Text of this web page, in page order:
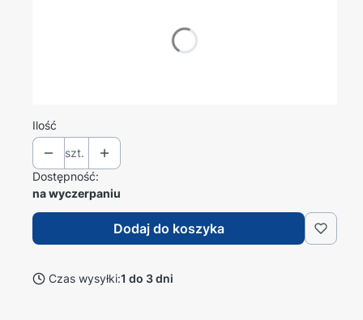
Ilość
szt.
Dostępność:
na wyczerpaniu
Dodaj do koszyka
Czas wysyłki:1 do 3 dni